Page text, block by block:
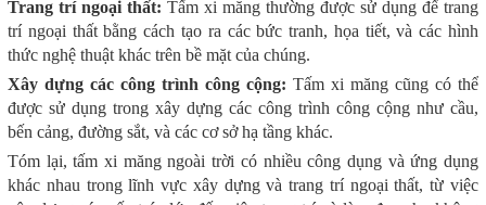
Trang trí ngoại thất: Tấm xi măng thường được sử dụng để trang
trí ngoại thất bằng cách tạo ra các bức tranh, họa tiết, và các hình
thức nghệ thuật khác trên bề mặt của chúng.
Xây dựng các công trình công cộng: Tấm xi măng cũng có thể
được sử dụng trong xây dựng các công trình công cộng như cầu,
bến cảng, đường sắt, và các cơ sở hạ tầng khác.
Tóm lại, tấm xi măng ngoài trời có nhiều công dụng và ứng dụng
khác nhau trong lĩnh vực xây dựng và trang trí ngoại thất, từ việc